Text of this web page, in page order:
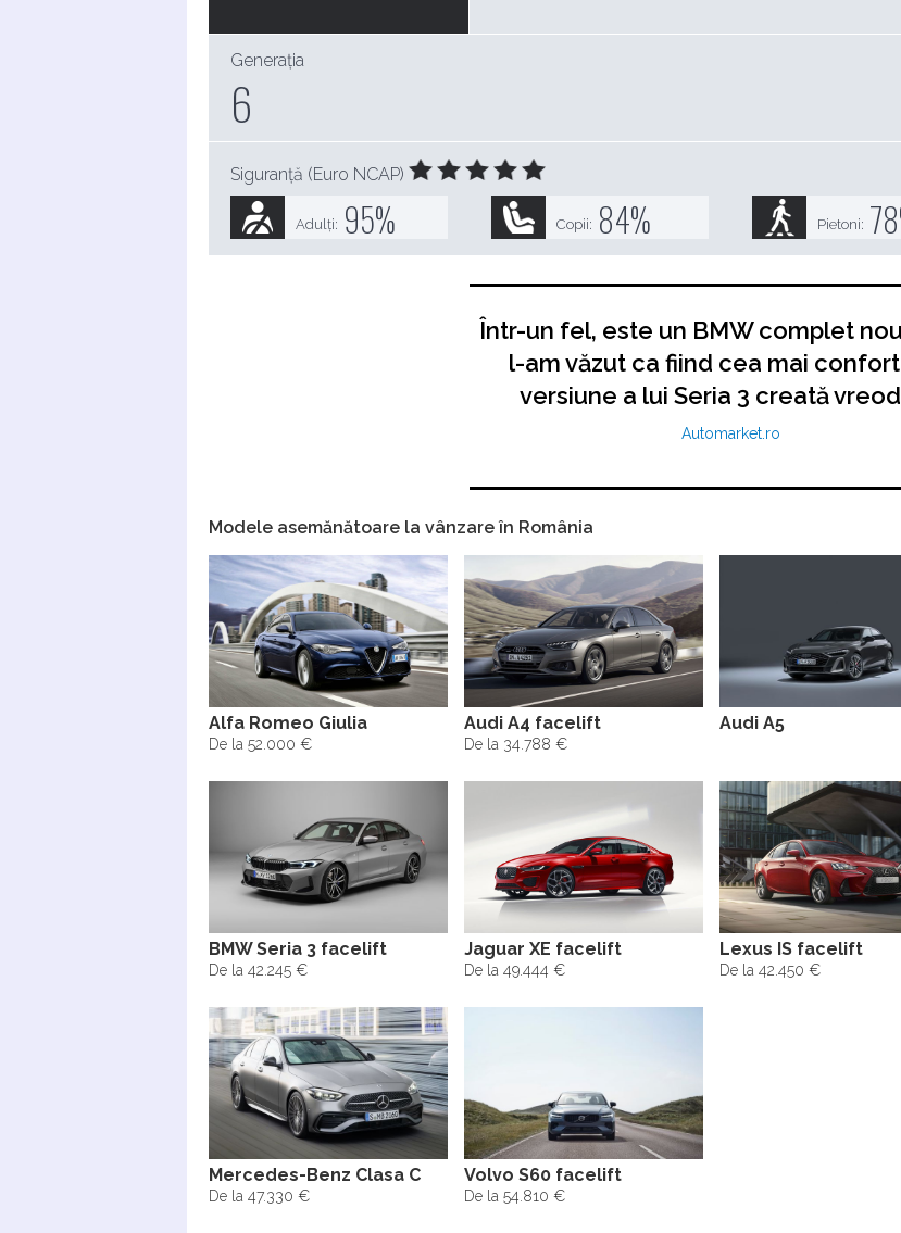
Generația
6
Siguranță (Euro NCAP)
Adulți: 95% Copii: 84% Pietoni: 78
Într-un fel, este un BMW complet
l-am văzut ca fiind cea mai
versiune a lui Seria 3 creată
Automarket.ro
Modele asemănătoare la vânzare în România
Alfa Romeo Giulia
De la 52.000 €
Audi A4 facelift
De la 34.788 €
Audi A5
BMW Seria 3 facelift
De la 42.245 €
Jaguar XE facelift
De la 49.444 €
Lexus IS facelift
De la 42.450 €
Mercedes-Benz Clasa C
De la 47.330 €
Volvo S60 facelift
De la 54.810 €